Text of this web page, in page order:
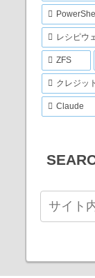
PowerShell
レシピウ
ZFS
クレジッ
Claude